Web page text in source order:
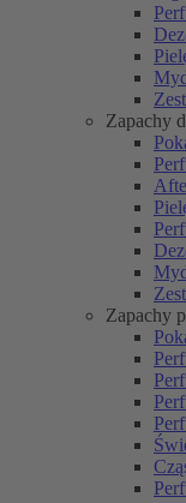
Zapachy
Zapachy